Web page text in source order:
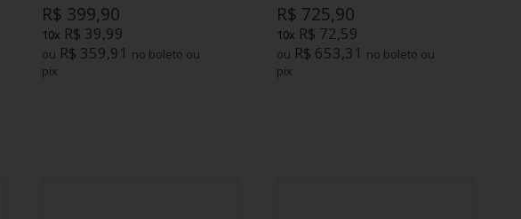
R$ 399,90
10x R$ 39,99
ou R$ 359,91 no boleto ou
pix
R$ 725,90
10x R$ 72,59
ou R$ 653,31 no boleto ou
pix